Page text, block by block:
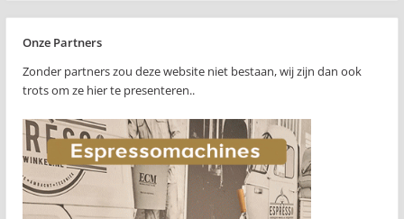
Onze Partners
Zonder partners zou deze website niet bestaan, wij zijn dan ook
trots om ze hier te presenteren..